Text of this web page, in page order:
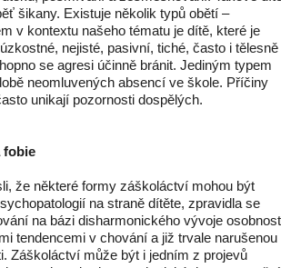
šikany. Existuje několik typů obětí –
v kontextu našeho tématu je dítě, které je
nejisté, pasivní, tiché, často i tělesně
se agresi účinně bránit. Jediným typem
neomluvených absencí ve škole. Příčiny
unikají pozornosti dospělých.
fobie
že některé formy záškoláctví mohou být
na straně dítěte, zpravidla se
na bázi disharmonického vývoje
tendencemi v chování a již trvale narušenou
Záškoláctví může být i jedním z projevů